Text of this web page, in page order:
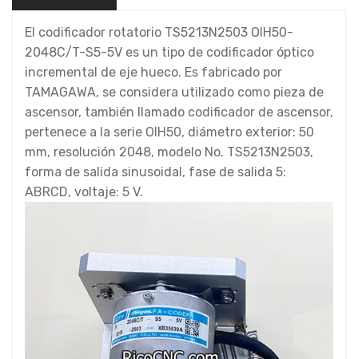
El codificador rotatorio TS5213N2503 OIH50-
2048C/T-S5-5V es un tipo de codificador óptico
incremental de eje hueco. Es fabricado por
TAMAGAWA, se considera utilizado como pieza de
ascensor, también llamado codificador de ascensor,
pertenece a la serie OIH50, diámetro exterior: 50
mm, resolución 2048, modelo No. TS5213N2503,
forma de salida sinusoidal, fase de salida 5:
ABRCD, voltaje: 5 V.